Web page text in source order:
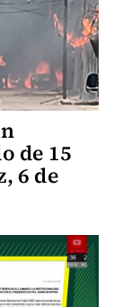
de 15
6 de